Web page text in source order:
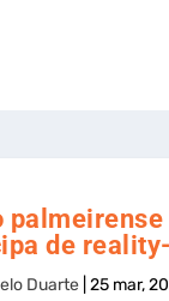
de
Duarte| 25 mar,